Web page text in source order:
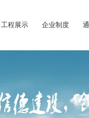
工程展示 企业制度